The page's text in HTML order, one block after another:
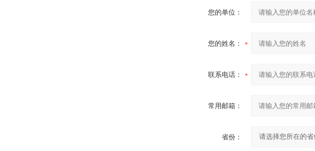
您的单位：
您的姓名：
联系电话：
常用邮箱：
省份：